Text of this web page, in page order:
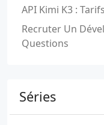
API Kimi K3 :
Recruter Un
Questions
Séries